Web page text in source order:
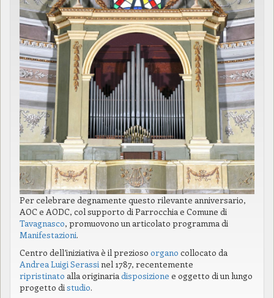
Per celebrare degnamente questo rilevante anniversario,
AOC e AODC, col supporto di Parrocchia e Comune di
Tavagnasco, promuovono un articolato programma di
Manifestazioni.
Centro dell’iniziativa è il prezioso organo collocato da
Andrea Luigi Serassi nel 1787, recentemente
ripristinato alla originaria disposizione e oggetto di un lungo
progetto di studio.